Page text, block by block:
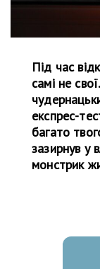
Під час
самі не
експрес-
багато
зазирнув у
монстрик